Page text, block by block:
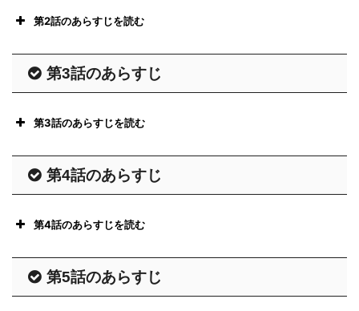
第2話のあらすじを読む
第3話のあらすじ
第3話のあらすじを読む
第4話のあらすじ
第4話のあらすじを読む
第5話のあらすじ